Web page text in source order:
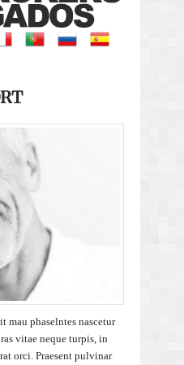
mau phaselntes nascetur
vitae neque turpis, in
orci. Praesent pulvinar